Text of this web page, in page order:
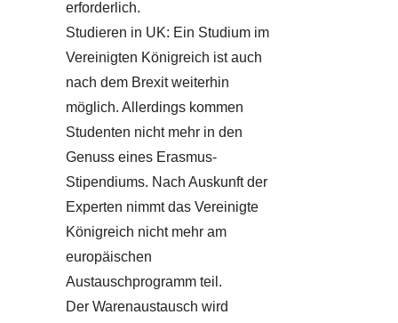
erforderlich.
Studieren in UK: Ein Studium im
Vereinigten Königreich ist auch
nach dem Brexit weiterhin
möglich. Allerdings kommen
Studenten nicht mehr in den
Genuss eines Erasmus-
Stipendiums. Nach Auskunft der
Experten nimmt das Vereinigte
Königreich nicht mehr am
europäischen
Austauschprogramm teil.
Der Warenaustausch wird